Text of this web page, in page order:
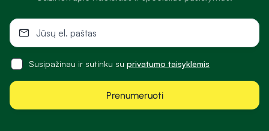
Susipažinau ir sutinku su privatumo taisyklėmis
Prenumeruoti